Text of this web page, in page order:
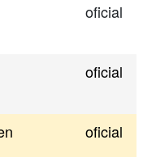
oficial
oficial
oficial